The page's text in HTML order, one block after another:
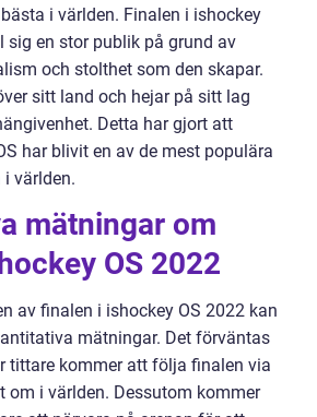
i världen. Finalen i ishockey
sig en stor publik på grund av
och stolthet som den skapar.
sitt land och hejar på sitt lag
Detta har gjort att
har blivit en av de mest populära
världen.
mätningar om
OS 2022
av finalen i ishockey OS 2022 kan
mätningar. Det förväntas
tittare kommer att följa finalen via
om i världen. Dessutom kommer